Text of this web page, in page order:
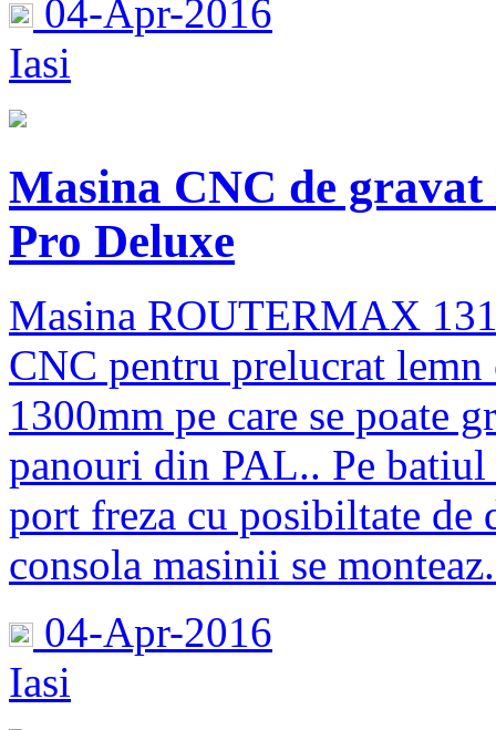
04-Apr-2016
Iasi
Masina CNC de
Pro Deluxe
Masina ROUTERMAX
CNC pentru prelucrat
1300mm pe care se poate
panouri din PAL.. Pe
port freza cu posibiltate de
consola masinii se
04-Apr-2016
Iasi